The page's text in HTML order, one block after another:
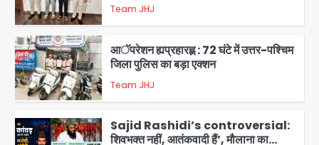
3
4
जिला पुलिस का बड़ा एक्शन
Team JHJ
शिवभक्त नहीं, आतंकवादी हैं’, मौलाना का